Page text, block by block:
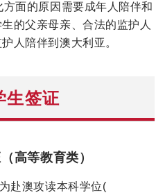
面的原因需要成年人陪伴和
的父亲母亲、合法的监护人
人陪伴到澳大利亚。
生签证
高等教育类）
赴澳攻读本科学位(